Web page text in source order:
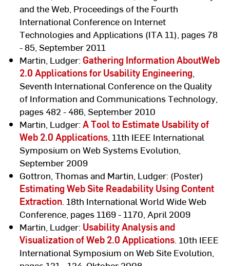
and the Web, Proceedings of the Fourth
International Conference on Internet
Technologies and Applications (ITA 11), pages 78
- 85, September 2011
Martin, Ludger: Gathering Information AboutWeb
2.0 Applications for Usability Engineering,
Seventh International Conference on the Quality
of Information and Communications Technology,
pages 482 - 486, September 2010
Martin, Ludger: A Tool to Estimate Usability of
Web 2.0 Applications, 11th IEEE International
Symposium on Web Systems Evolution,
September 2009
Gottron, Thomas and Martin, Ludger: (Poster)
Estimating Web Site Readability Using Content
Extraction. 18th International World Wide Web
Conference, pages 1169 - 1170, April 2009
Martin, Ludger: Usability Analysis and
Visualization of Web 2.0 Applications. 10th IEEE
International Symposium on Web Site Evolution,